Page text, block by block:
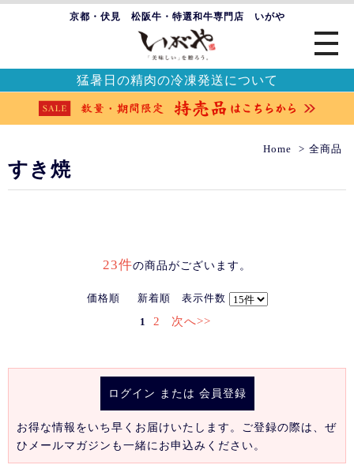
京都・伏見 松阪牛・特選和牛専門店 いがや
猛暑日の精肉の冷凍発送について
Home 全商品
すき焼
23件の商品がございます。
価格順 新着順 表示件数
1 2 次へ>>
ログイン または 会員登録
お得な情報をいち早くお届けいたします。ご登録の際は、ぜ
ひメールマガジンも一緒にお申込みください。